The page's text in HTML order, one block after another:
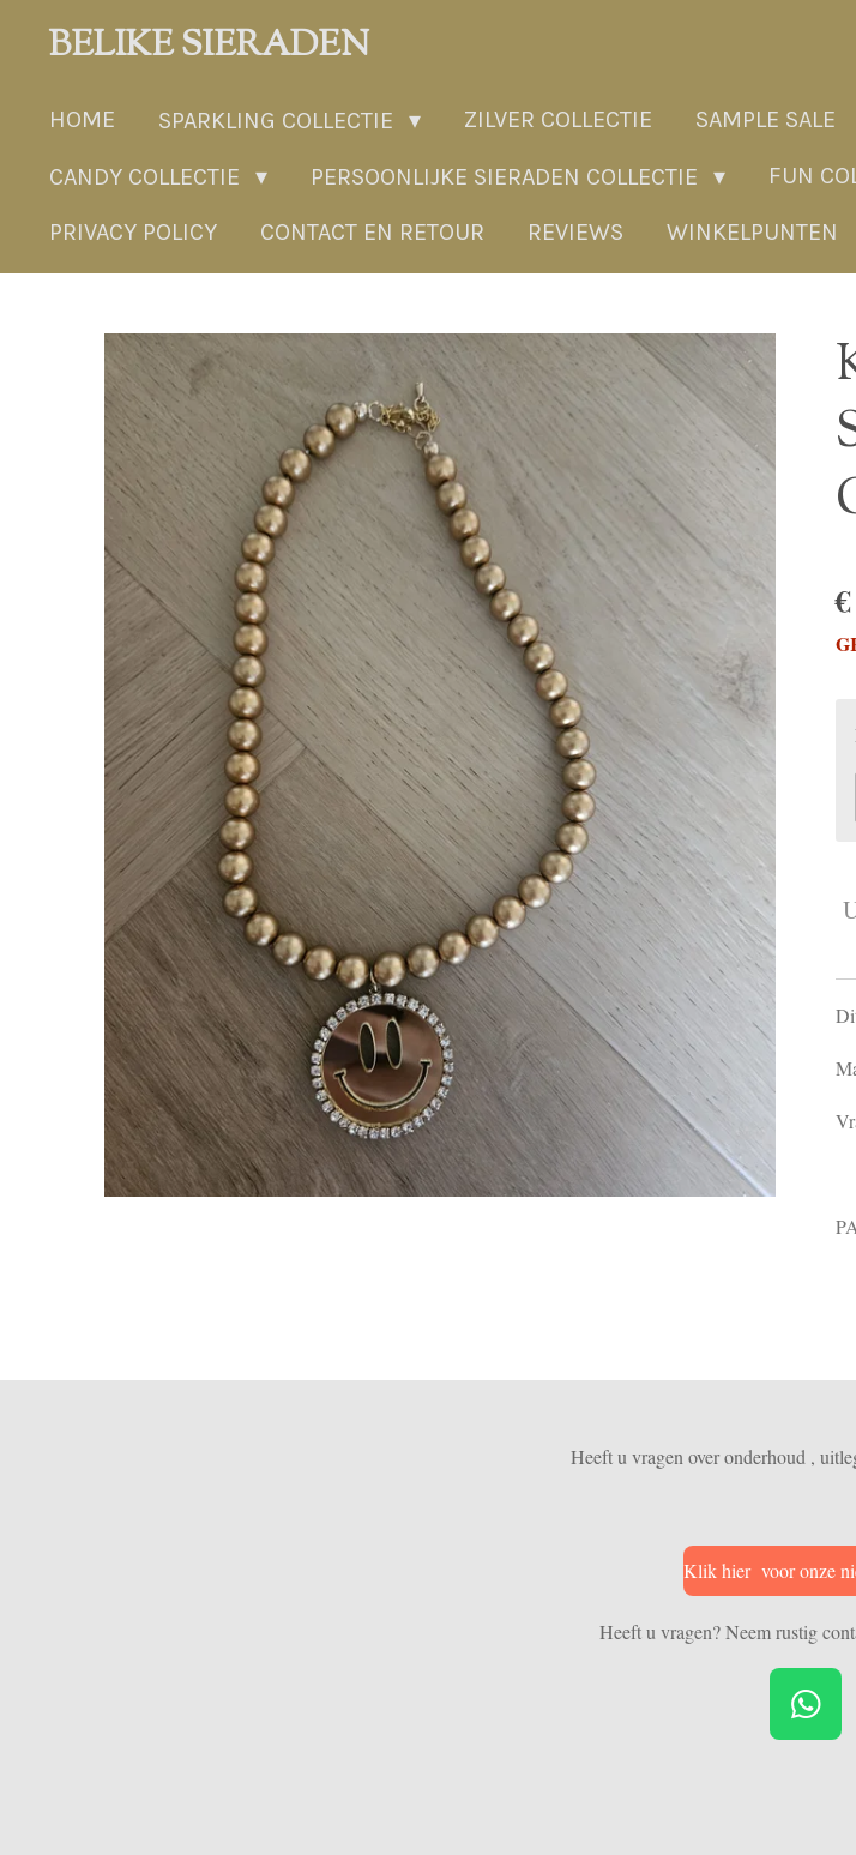
directBELIKE SIERADEN
HOME SPARKLING COLLECTIE ZILVER COLLECTIE SAMPLE SALE
CANDY COLLECTIE PERSOONLIJKE SIERADEN COLLECTIE FUN
PRIVACY POLICY CONTACT EN RETOUR REVIEWS WINKELPUNTEN
Heeft u vragen over onderhoud ,
Klik hier voor onze
Heeft u vragen? Neem rustig
W
h